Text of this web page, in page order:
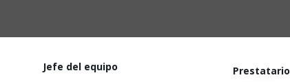
Jefe del equipo Prestatario